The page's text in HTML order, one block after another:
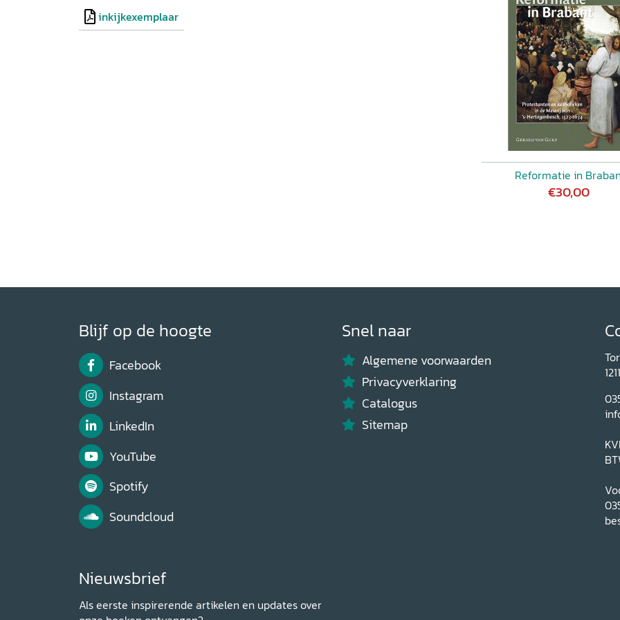
om dit op een bijzonder meeslepende manier op papier te zetten. Tegelijk
leert de lezer daarmee veel over de lokale en regionale verhoudingen en
inkijkexemplaar
Reformatie in
€30,00
Blijf op de hoogte
Facebook
Instagram
LinkedIn
YouTube
Spotify
Soundcloud
Nieuwsbrief
Als eerste inspirerende artikelen en updates over
Snel naar
Algemene voorwaarden
Privacyverklaring
Catalogus
Sitemap